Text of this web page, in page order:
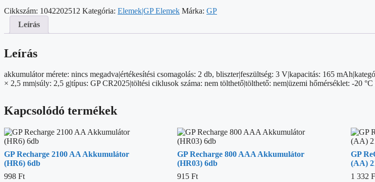
mennyiség
Cikkszám: 1042202512 Kategória: Elemek|GP Elemek Márka: GP
Leírás
Leírás
akkumulátor mérete: nincs megadva|értékesítési csomagolás: 2 db, bliszter|feszültség: 3 V|kapacitás: 165
× 2,5 mm|súly: 2,5 g|típus: GP CR2025|töltési ciklusok száma: nem tölthető|tölthető: nem|üzemi hőmérséklet: -20 °C
Kapcsolódó termékek
GP Recharge 2100 AA Akkumulátor
(HR6) 6db
998 Ft
GP Recharge 800 AAA Akkumulátor
(HR03) 6db
915Ft
GP
(AA)
1 332